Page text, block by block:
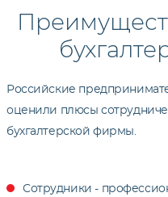
Российские
оценили плюсы
бухгалтерской фирмы.
Сотрудники -